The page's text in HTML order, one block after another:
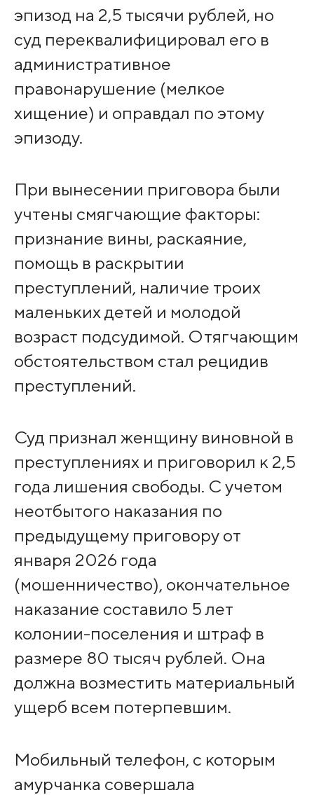
эпизод на 2,5 тысячи рублей, но
суд переквалифицировал его в
административное
правонарушение (мелкое
хищение) и оправдал по этому
эпизоду.
При вынесении приговора были
учтены смягчающие факторы:
признание вины, раскаяние,
помощь в раскрытии
преступлений, наличие троих
маленьких детей и молодой
возраст подсудимой. Отягчающим
обстоятельством стал рецидив
преступлений.
Суд признал женщину виновной в
преступлениях и приговорил к 2,5
года лишения свободы. С учетом
неотбытого наказания по
предыдущему приговору от
января 2026 года
(мошенничество), окончательное
наказание составило 5 лет
колонии-поселения и штраф в
размере 80 тысяч рублей. Она
должна возместить материальный
ущерб всем потерпевшим.
Мобильный телефон, с которым
амурчанка совершала